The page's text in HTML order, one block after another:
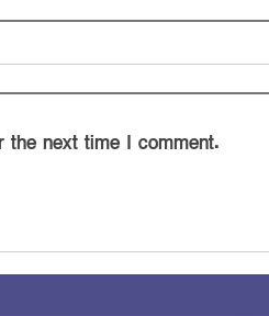
the next time I comment.